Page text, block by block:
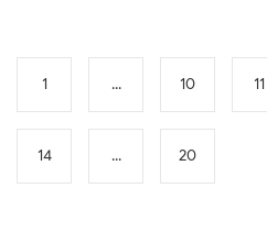
1 ... 10 11
14 ... 20